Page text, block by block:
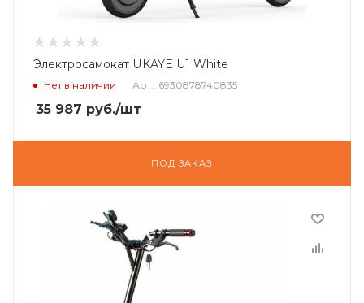
Электросамокат UKAYE U1 White
Нет в наличии Арт.: 6930878740835
35 987 руб./шт
ПОД ЗАКАЗ